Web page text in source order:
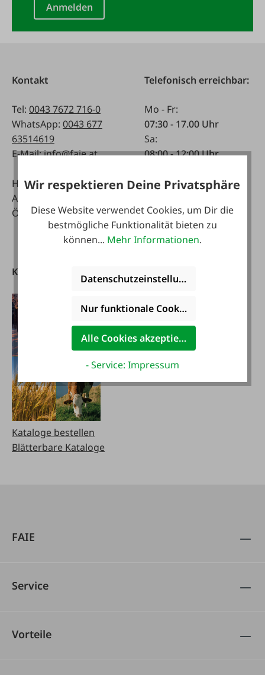
Anmelden
Kontakt
Tel: 0043 7672 716-0
WhatsApp: 0043 677
63514619
E-Mail:info@faie.at
Handelsstraße 9
A-4844 Regau
Österreich
Telefonisch erreichbar:
Mo - Fr:
07:30 - 17.00 Uhr
Sa:
08:00 - 12:00 Uhr
Fachmarkt
08:00 - 17:00 Uhr
Sa:
08:00 - 12:00 Uhr
Kataloge
Kataloge bestellen
Blätterbare Kataloge
FAIE App
herunterladen
FAIE
Service
Vorteile
Wir respektieren Deine Privatsphäre
Diese Website verwendet Cookies, um Dir die
bestmögliche Funktionalität bieten zu
können... Mehr Informationen.
Datenschutzeinstellungen
Nur funktionale Cookies akzeptieren
Alle Cookies akzeptieren
- Service: Impressum